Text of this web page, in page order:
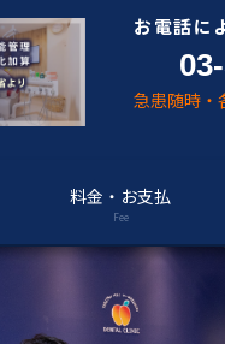
お電話に
急患随時・
料金・お支払
Fee